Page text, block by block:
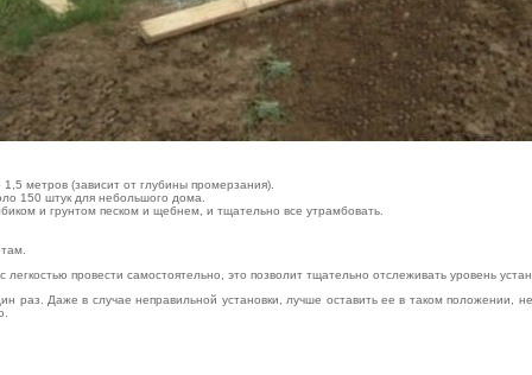
метров (зависит от глубины промерзания).
150 штук для небольшого дома.
и грунтом песком и щебнем, и тщательно все утрамбовать.
провести самостоятельно, это позволит тщательно отслеживать уровень
раз. Даже в случае неправильной установки, лучше оставить ее в таком